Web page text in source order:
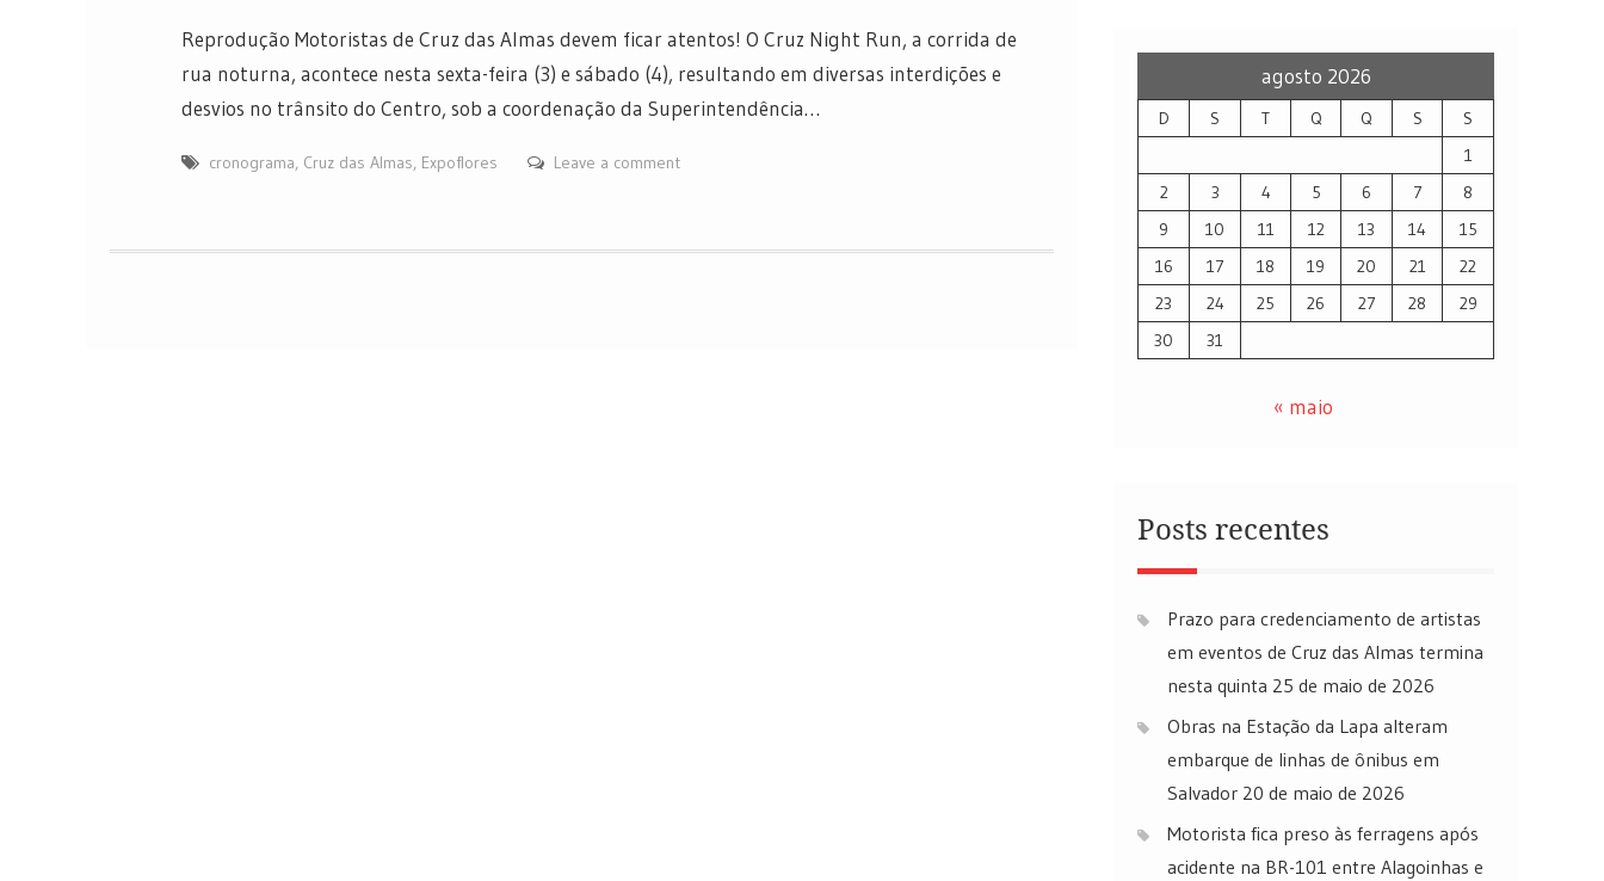
Reprodução Motoristas de Cruz das Almas devem ficar atentos! O Cruz Night Run, a corrida de
rua noturna, acontece nesta sexta-feira (3) e sábado (4), resultando em diversas interdições e
desvios no trânsito do Centro, sob a coordenação da Superintendência…
cronograma, Cruz das Almas, Expoflores Leave a comment
agosto 2026
D S T Q Q S
S
1
2
3 4 5 6 7
8
9
10 11 12 13 14
15
16
17 18 19 20 21
22
23
24 25 26 27 28
29
30
31
« maio
Posts recentes
Prazo para credenciamento de artistas
em eventos de Cruz das Almas termina
nesta quinta 25 de maio de 2026
Obras na Estação da Lapa alteram
embarque de linhas de ônibus em
Salvador 20 de maio de 2026
Motorista fica preso às ferragens após
acidente na BR-101 entre Alagoinhas e